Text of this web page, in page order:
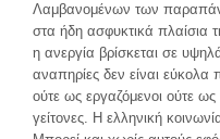
Λαμβανομένων των
στα ήδη ασφυκτικά πλαίσια
η ανεργία βρίσκεται σε
αναπηρίες δεν είναι εύκολα
ούτε ως εργαζόμενοι ούτε
γείτονες. Η ελληνική